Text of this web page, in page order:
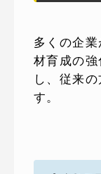
多くの企
材育成の
し、従来
す。